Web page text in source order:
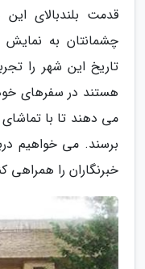
قدمت بلندبالای
چشمانتان به
تاریخ این شهر را
هستند در سفرهای
می دهند تا با تماشای
برسند. می خواهیم
خبرنگاران را همراهی